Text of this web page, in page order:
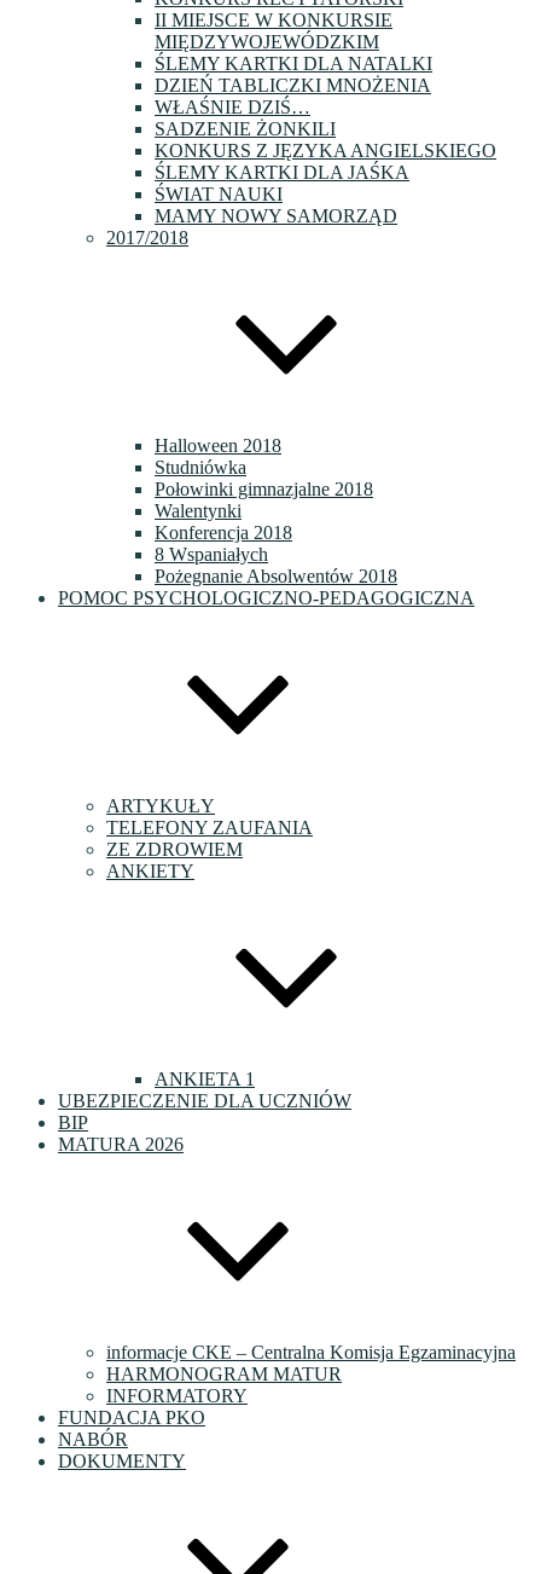
II MIEJSCE W KONKURSIE
MIĘDZYWOJEWÓDZKIM
ŚLEMY KARTKI DLA NATALKI
DZIEŃ TABLICZKI MNOŻENIA
WŁAŚNIE DZIŚ…
SADZENIE ŻONKILI
KONKURS Z JĘZYKA ANGIELSKIEGO
ŚLEMY KARTKI DLA JAŚKA
ŚWIAT NAUKI
MAMY NOWY SAMORZĄD
2017/2018
Halloween 2018
Studniówka
Połowinki gimnazjalne 2018
Walentynki
Konferencja 2018
8 Wspaniałych
Pożegnanie Absolwentów 2018
POMOC PSYCHOLOGICZNO-PEDAGOGICZNA
ARTYKUŁY
TELEFONY ZAUFANIA
ZE ZDROWIEM
ANKIETY
ANKIETA 1
UBEZPIECZENIE DLA UCZNIÓW
BIP
MATURA 2026
informacje CKE – Centralna Komisja Egzaminacyjna
HARMONOGRAM MATUR
INFORMATORY
FUNDACJA PKO
NABÓR
DOKUMENTY